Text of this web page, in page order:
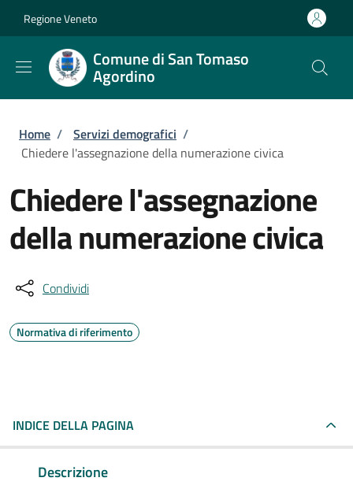
Regione Veneto
Comune di San Tomaso
Agordino
Briciole di pane
Home / Servizi demografici /
Chiedere l'assegnazione della numerazione civica
Chiedere l'assegnazione
della numerazione civica
Condividi
Normativa di riferimento
INDICE DELLA PAGINA
Descrizione